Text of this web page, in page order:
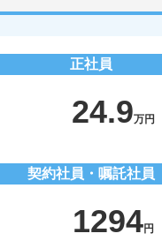
正社員
24.9万円
契約社員・嘱託社員
1294円